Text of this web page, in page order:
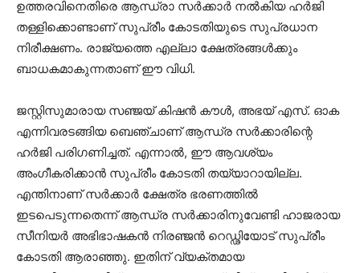
ഉത്തരവിനെതിരെ ആന്ധ്രാ സർക്കാർ നൽകിയ ഹർജി
തള്ളിക്കൊണ്ടാണ് സുപ്രീം കോടതിയുടെ സുപ്രധാന
നിരീക്ഷണം. രാജ്യത്തെ എല്ലാ ക്ഷേത്രങ്ങൾക്കും
ബാധകമാകുന്നതാണ് ഈ വിധി.
ജസ്റ്റിസുമാരായ സഞ്ജയ് കിഷൻ കൗൾ, അഭയ് എസ്. ഓക
എന്നിവരടങ്ങിയ ബെഞ്ചാണ് ആന്ധ്ര സർക്കാരിന്റെ
ഹർജി പരിഗണിച്ചത്. എന്നാൽ, ഈ ആവശ്യം
അംഗീകരിക്കാൻ സുപ്രീം കോടതി തയ്യാറായില്ല.
എന്തിനാണ് സർക്കാർ ക്ഷേത്ര ഭരണത്തിൽ
ഇടപെടുന്നതെന്ന് ആന്ധ്ര സർക്കാരിനുവേണ്ടി ഹാജരായ
സീനിയർ അഭിഭാഷകൻ നിരഞ്ജൻ റെഡ്ഢിയോട് സുപ്രീം
കോടതി ആരാഞ്ഞു. ഇതിന് വ്യക്തമായ